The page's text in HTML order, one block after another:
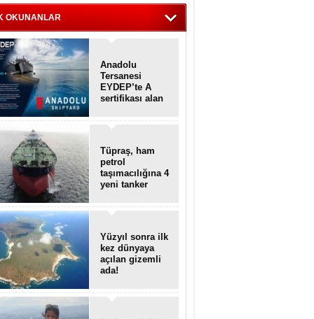
OKUNANLAR
Anadolu
Tersanesi
EYDEP’te A
sertifikası alan
Tüpraş, ham
petrol
taşımacılığına 4
yeni tanker
Yüzyıl sonra ilk
kez dünyaya
açılan gizemli
ada!